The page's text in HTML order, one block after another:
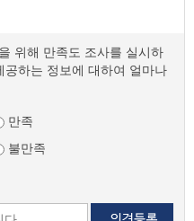
위해 만족도 조사를 실시하
하는 정보에 대하여 얼마나
만족
불만족